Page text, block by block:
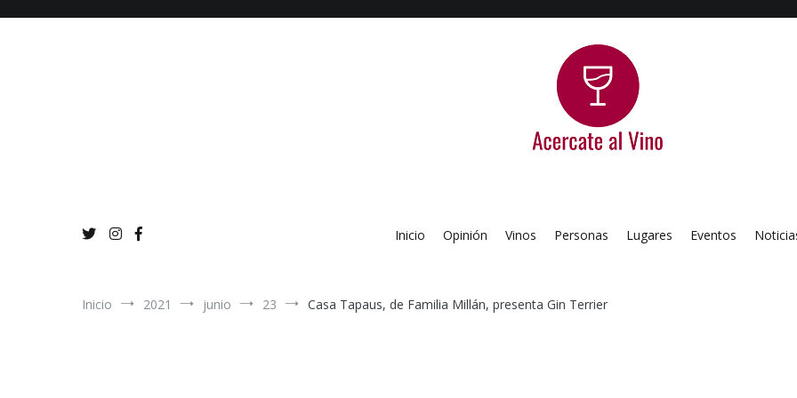
Inicio
Opinión Vinos Personas Lugares Eventos
Inicio 2021 junio 23 Casa Tapaus, de Familia Millán, presenta Gin Terrier